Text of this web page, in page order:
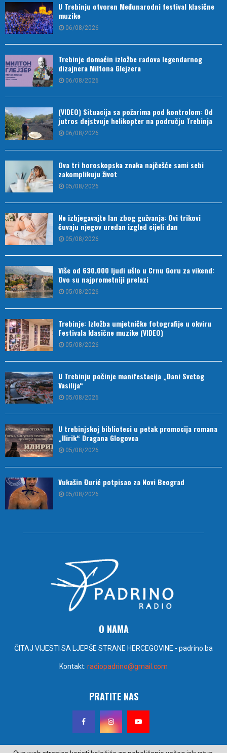
U Trebinju otvoren Međunarodni festival klasične
muzike
06/08/2026
Trebinje domaćin izložbe radova legendarnog
dizajnera Miltona Glejzera
06/08/2026
(VIDEO) Situacija sa požarima pod kontrolom: Od
jutros dejstvuje helikopter na području Trebinja
06/08/2026
Ova tri horoskopska znaka najčešće sami sebi
zakomplikuju život
05/08/2026
Ne izbjegavajte lan zbog gužvanja: Ovi trikovi
čuvaju njegov uredan izgled cijeli dan
05/08/2026
Više od 630.000 ljudi ušlo u Crnu Goru za vikend:
Ovo su najprometniji prelazi
05/08/2026
Trebinje: Izložba umjetničke fotografije u okviru
Festivala klasične muzike (VIDEO)
05/08/2026
U Trebinju počinje manifestacija „Dani Svetog
Vasilija“
05/08/2026
U trebinjskoj biblioteci u petak promocija romana
„Ilirik“ Dragana Glogovca
05/08/2026
Vukašin Đurić potpisao za Novi Beograd
05/08/2026
O NAMA
ČITAJ VIJESTI SA LJEPŠE STRANE HERCEGOVINE - padrino.ba
Kontakt: radiopadrino@gmail.com
PRATITE NAS